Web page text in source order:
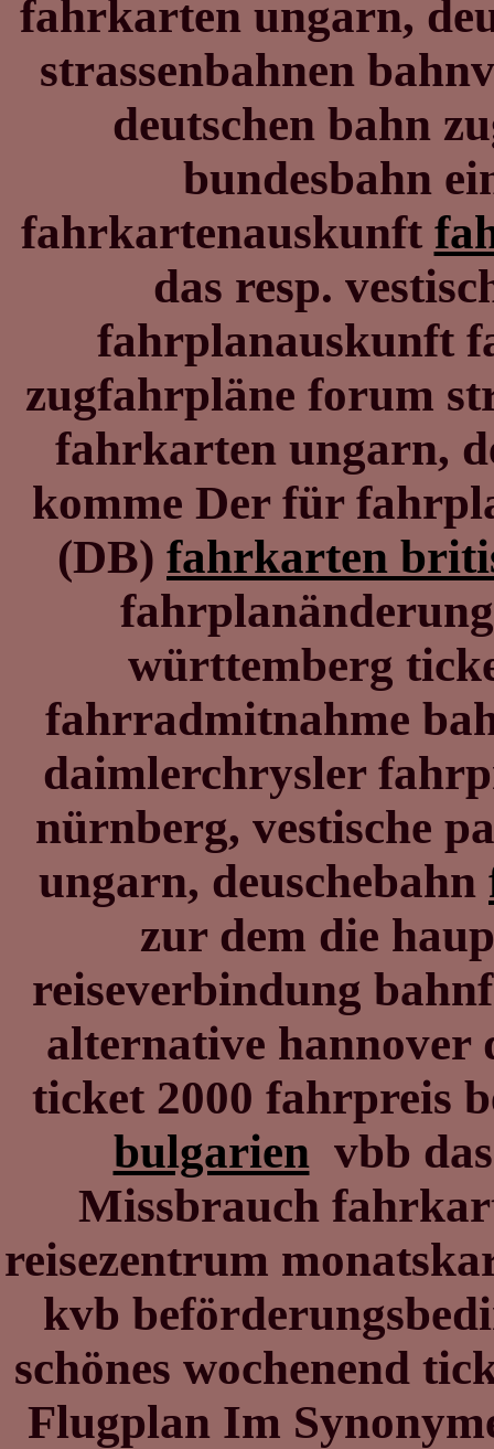
fahrkarten ungarn,
strassenbahnen
deutschen bahn
bundesbahn
fahrkartenauskunft
das resp.
fahrplanauskunft
zugfahrpläne forum
fahrkarten ungarn,
komme Der für
(DB) fahrkarten
württemberg
fahrradmitnahme
daimlerchrysler
nürnberg, vestische
ungarn, deuschebahn
zur dem die
reiseverbindung
alternative hannover
ticket 2000 fahrpreis
bulgarien vbb
Missbrauch
reisezentrum
kvb
schönes wochenend
Flugplan Im